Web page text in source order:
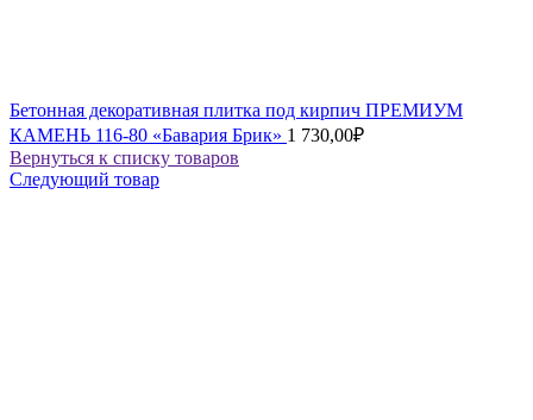
Бетонная декоративная плитка под кирпич ПРЕМИУМ
КАМЕНЬ 116-80 «Бавария Брик» 1 730,00₽
Вернуться к списку товаров
Следующий товар